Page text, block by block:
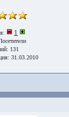
1
131
31.03.2010